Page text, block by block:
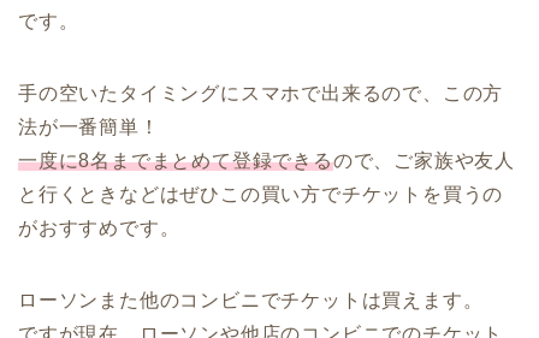
です。
手の空いたタイミングにスマホで出来るので、この方
法が一番簡単！
一度に8名までまとめて登録できるので、ご家族や友人
と行くときなどはぜひこの買い方でチケットを買うの
がおすすめです。
ローソンまた他のコンビニでチケットは買えます。